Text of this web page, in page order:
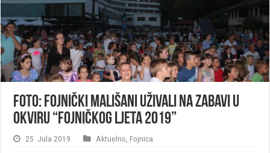
FOTO: Fojnički mališani uživali na zabavi u
okviru “Fojničkog ljeta 2019”
25. Jula 2019. Aktuelno Fojnica